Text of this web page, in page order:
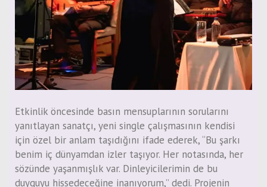
Etkinlik öncesinde basın mensuplarının sorularını
yanıtlayan sanatçı, yeni single çalışmasının kendisi
için özel bir anlam taşıdığını ifade ederek, “Bu şarkı
benim iç dünyamdan izler taşıyor. Her notasında, her
sözünde yaşanmışlık var. Dinleyicilerimin de bu
duyguyu hissedeceğine inanıyorum,” dedi. Projenin